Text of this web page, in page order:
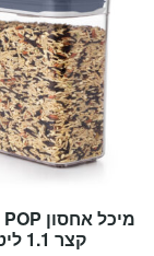
קצר 1.1 ליטר